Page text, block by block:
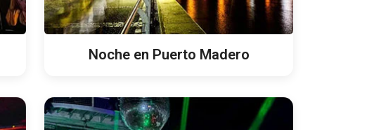
Noche en Puerto Madero